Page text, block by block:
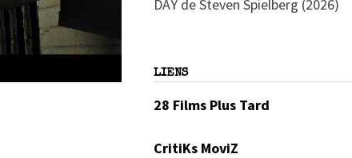
DAY de Steven Spielberg (2026)
LIENS
28 Films Plus Tard
CritiKs MoviZ